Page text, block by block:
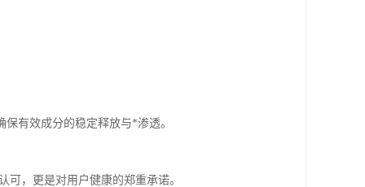
有效成分的稳定释放与*渗透。
可，更是对用户健康的郑重承诺。